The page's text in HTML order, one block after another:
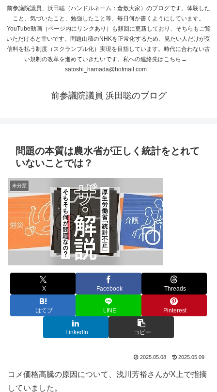
前参議院議員、浜田聡（ハンドルネーム：倉敷大家）のブログです。体験した
こと、気づいたこと、勉強したこと等、毎日何か書くようにしています。
YouTube動画（ページ内にリンクあり）も頻回に更新しており、そちらもご覧
いただけると幸いです。問題山積のNHKを正常化するため、見たい人だけが受
信料を払う制度（スクランブル化）実現を目指しています。時代に合わない古
い規制の改革を進めていきたいです。私への連絡先はこちら→
satoshi_hamada@hotmail.com
前参議院議員 浜田聡のブログ
問題の本質は農水省が正しく統計をとれて
いないことでは？
未分類
X Facebook Threads
はてブ LINE Pinterest
LinkedIn コピー
2025.05.08 2025.05.09
コメ価格高騰の原因について、浅川芳裕さんがX上で指摘
していました。